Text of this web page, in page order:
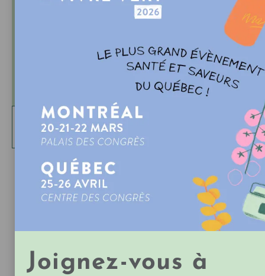
Utilisé pour favoriser l’apaisement, soutenir le
corps et accompagner la récupération, le
chanvre est au cœur de notre offre : produits
alimentaires, soins de la peau et du corps, thés
et chandelles d’ambiance. Des produits simples,
efficaces et pensés pour le quotidien.
MAGASINER SUR
LA BOUTIQUE DE L'EXPOSANT
Partager
DU MÊME EXPOSANT
Joignez-vous à